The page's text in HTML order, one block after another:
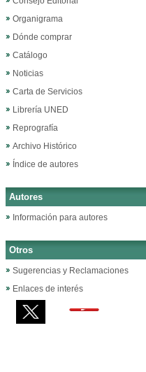
Organigrama
Dónde comprar
Catálogo
Noticias
Carta de Servicios
Librería UNED
Reprografía
Archivo Histórico
Índice de autores
Autores
Información para autores
Otros
Sugerencias y Reclamaciones
Enlaces de interés